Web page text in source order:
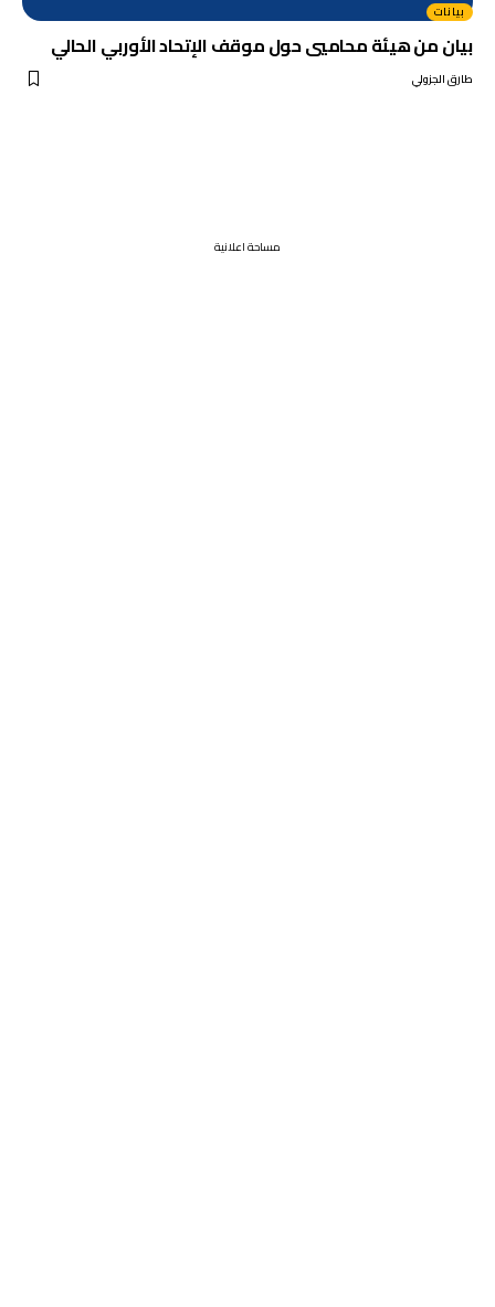
بيانات
بيان من هيئة محاميي حول موقف الإتحاد الأوربي الحالي
طارق الجزولي
مساحة اعلانية